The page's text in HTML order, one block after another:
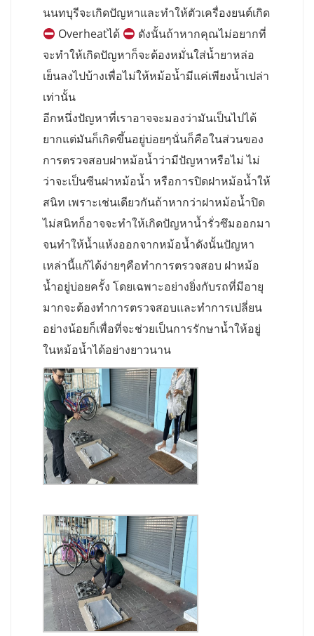
นนทบุรีจะเกิดปัญหาและทำให้ตัวเครื่องยนต์เกิด
Overheatได้
ดังนั้นถ้าหากคุณไม่อยากที่
จะทำให้เกิดปัญหาก็จะต้องหมั่นใส่น้ำยาหล่อ
เย็นลงไปบ้างเพื่อไม่ให้หม้อน้ำมีแค่เพียงน้ำเปล่า
เท่านั้น
อีกหนึ่งปัญหาที่เราอาจจะมองว่ามันเป็นไปได้
ยากแต่มันก็เกิดขึ้นอยู่บ่อยๆนั่นก็คือในส่วนของ
การตรวจสอบฝาหม้อน้ำว่ามีปัญหาหรือไม่ ไม่
ว่าจะเป็นซีนฝาหม้อน้ำ หรือการปิดฝาหม้อน้ำให้
สนิท เพราะเช่นเดียวกันถ้าหากว่าฝาหม้อน้ำปิด
ไม่สนิทก็อาจจะทำให้เกิดปัญหาน้ำรั่วซึมออกมา
จนทำให้น้ำแห้งออกจากหม้อน้ำดังนั้นปัญหา
เหล่านี้แก้ได้ง่ายๆคือทำการตรวจสอบ ฝาหม้อ
น้ำอยู่บ่อยครั้ง โดยเฉพาะอย่างยิ่งกับรถที่มีอายุ
มากจะต้องทำการตรวจสอบและทำการเปลี่ยน
อย่างน้อยก็เพื่อที่จะช่วยเป็นการรักษาน้ำให้อยู่
ในหม้อน้ำได้อย่างยาวนาน